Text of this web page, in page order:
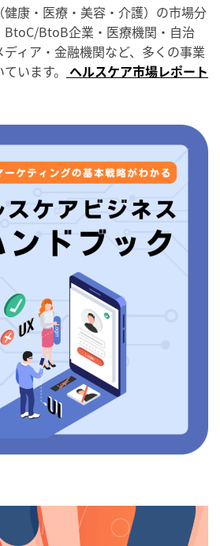
康・医療・美容・介護）の市場分
BtoC/BtoB企業・医療機関・自治
ィア・金融機関など、多くの事業
います。 ヘルスケア市場レポート